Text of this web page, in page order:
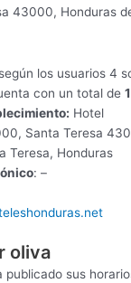
43000, Honduras
según los usuarios 4
con un total de
Hotel
Santa Teresa
Teresa, Honduras
: –
oliva
publicado sus